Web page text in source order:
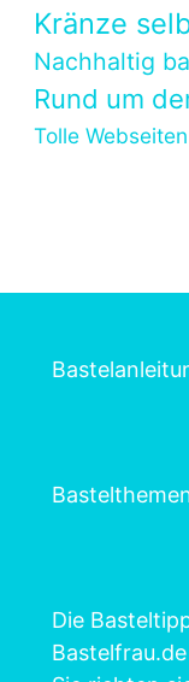
Kränze
Nachhaltig
Rund um
Tolle Webseiten
Die